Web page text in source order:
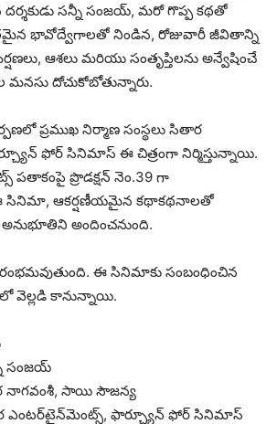
దర్శకుడు సన్నీ సంజయ్, మరో గొప్ప కథతో
భావోద్వేగాలతో నిండిన, రోజువారీ జీవితాన్ని
ఆశలు మరియు సంతృప్తిలను అన్వేషించే
మనసు దోచుకోబోతున్నారు.
ప్రముఖ నిర్మాణ సంస్థలు సితార
ఫోర్ సినిమాస్ ఈ చిత్రంగా నిర్మిస్తున్నాయి.
పతాకంపై ప్రొడక్షన్ నెం.39 గా
ఈ సినిమా, ఆకర్షణీయమైన కథాకథనాలతో
అనుభూతిని అందించనుంది.
ఈ సినిమాకు సంబంధించిన
వెల్లడి కానున్నాయి.
సంజయ్
నాగవంశీ, సాయి సౌజన్య
ఎంటర్‌టైన్‌మెంట్స్, ఫార్చ్యూన్ ఫోర్ సినిమాస్